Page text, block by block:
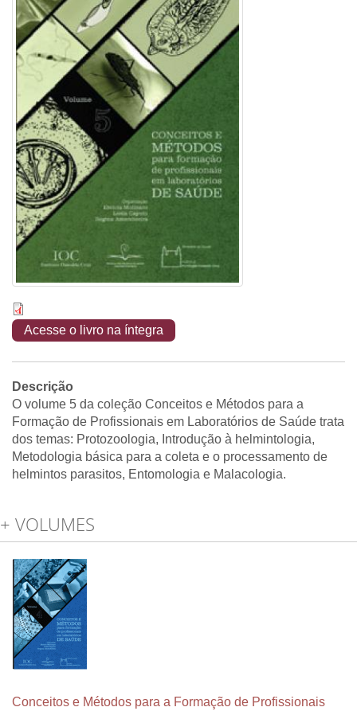
Acesse o livro na íntegra
Descrição
O volume 5 da coleção Conceitos e Métodos para a
Formação de Profissionais em Laboratórios de Saúde trata
dos temas: Protozoologia, Introdução à helmintologia,
Metodologia básica para a coleta e o processamento de
helmintos parasitos, Entomologia e Malacologia.
+ VOLUMES
Conceitos e Métodos para a Formação de Profissionais